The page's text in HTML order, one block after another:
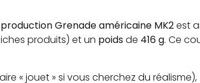
Grenade américaine MK2est
produits) et un poidsde 416 g. Ce
« jouet » si vous cherchez du réalisme),